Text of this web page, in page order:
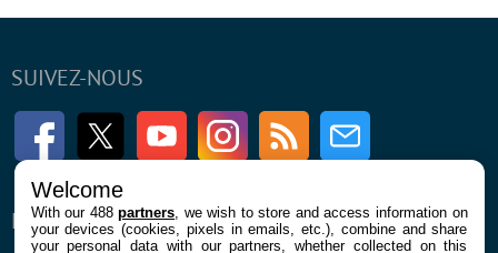
SUIVEZ-NOUS
FacebookTwitter Youtube InstagramRSS Newsletter
ENTREPRISE À PROPOS
Welcome
With our 488partners , we wish to store and access information on
your devices (cookies, pixels in emails, etc.), combine and share
your personal data with our partners, whether collected on this